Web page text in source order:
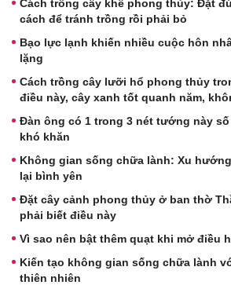
Cách trồng cây khế phong thủy: Đặt
cách để tránh trồng rồi phải bỏ
Bạo lực lạnh khiến nhiều cuộc hôn
lặng
Cách trồng cây lưỡi hổ phong thủy
điều này, cây xanh tốt quanh năm,
Đàn ông có 1 trong 3 nét tướng này
khó khăn
Không gian sống chữa lành: Xu
lại bình yên
Đặt cây cảnh phong thủy ở ban thờ
phải biết điều này
Vì sao nên bật thêm quạt khi mở điều
Kiến tạo không gian sống chữa lành
thiên nhiên